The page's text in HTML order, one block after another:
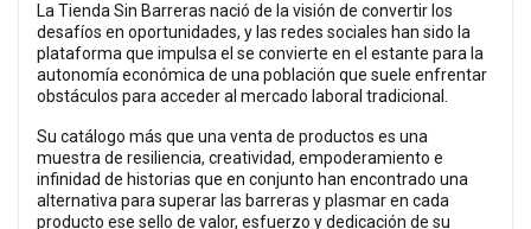
La Tienda Sin Barreras nació de la visión de convertir los
desafíos en oportunidades, y las redes sociales han sido la
plataforma que impulsa el se convierte en el estante para la
autonomía económica de una población que suele enfrentar
obstáculos para acceder al mercado laboral tradicional.
Su catálogo más que una venta de productos es una
muestra de resiliencia, creatividad, empoderamiento e
infinidad de historias que en conjunto han encontrado una
alternativa para superar las barreras y plasmar en cada
producto ese sello de valor, esfuerzo y dedicación de su